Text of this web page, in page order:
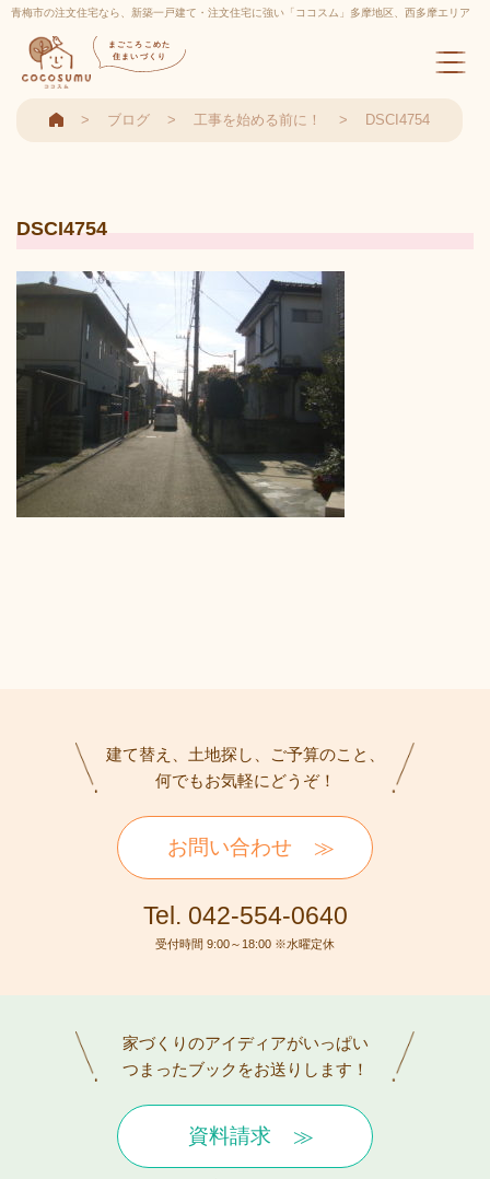
青梅市の注文住宅なら、新築一戸建て・注文住宅に強い「ココスム」多摩地区、西多摩エリア
実績多数
まごころこめた
住まいづくり
ブログ 工事を始める前に！ DSCI4754
DSCI4754
建て替え、土地探し、ご予算のこと、
何でもお気軽にどうぞ！
お問い合わせ
Tel. 042-554-0640
受付時間 9:00～18:00 ※水曜定休
家づくりのアイディアがいっぱい
つまったブックをお送りします！
資料請求